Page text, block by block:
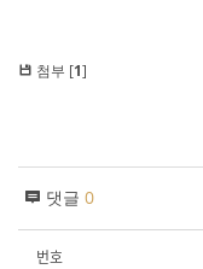
첨부 [1]
댓글 0
번호